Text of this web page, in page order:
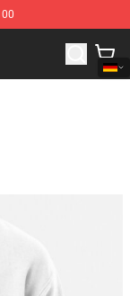
Shop